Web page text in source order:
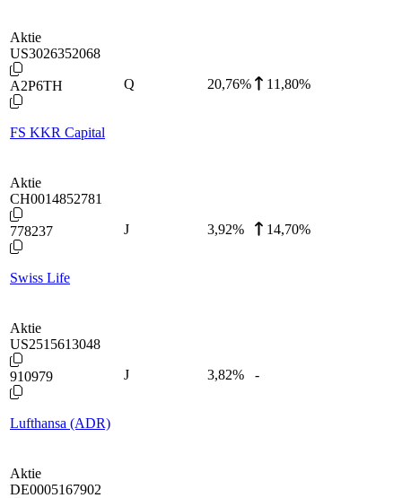
Aktie
US3026352068
A2P6TH
FS KKR Capital
Q 20,76% 11,80%
Aktie
CH0014852781
778237
Swiss Life
J 3,92% 14,70%
Aktie
US2515613048
910979
Lufthansa (ADR)
J 3,82% -
Aktie
DE0005167902